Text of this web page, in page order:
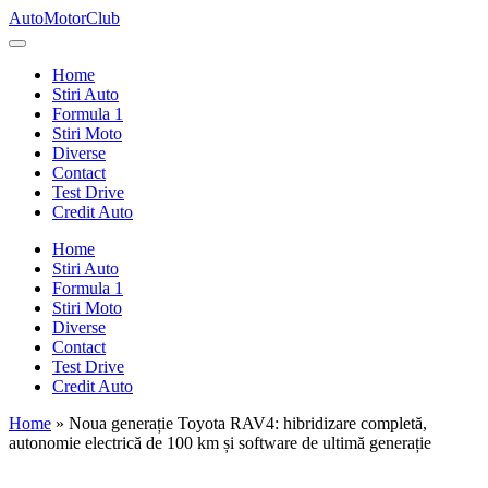
Skip
to
AutoMotorClub
Totul
masini
pasionatii
masini
Home
Stiri Auto
Formula 1
Stiri Moto
Diverse
Contact
Test Drive
Credit Auto
Home
Stiri Auto
Formula 1
Stiri Moto
Diverse
Contact
Test Drive
Credit Auto
Home » Noua generație Toyota RAV4: hibridizare completă,
autonomie electrică de 100 km și software de ultimă generație